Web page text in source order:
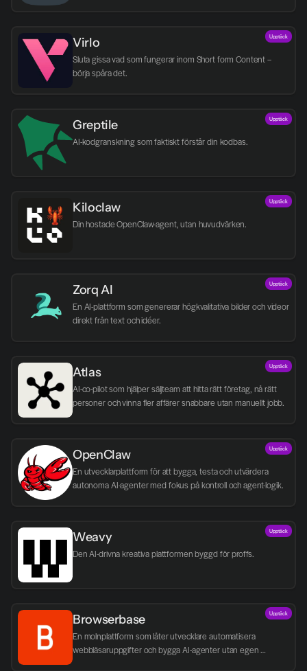
Virlo
Sluta gissa vad som fungerar inom Short form Content –
börja spåra det.
Upptäck
Greptile
AI-kodgranskning som faktiskt förstår din kodbas.
Upptäck
Kiloclaw
Din hostade OpenClaw-agent, utan huvudvärken.
Upptäck
Zorq AI
En AI-plattform som genererar högkvalitativa bilder och videor
direkt från text och idéer.
Upptäck
Atlas
AI-co-pilot som hjälper säljteam att hitta rätt företag, nå rätt
personer och vinna fler affärer snabbare utan manuellt jobb.
Upptäck
OpenClaw
En utvecklarplattform för att bygga, testa och utvärdera
autonoma AI-agenter med fokus på kontroll och agent-logik.
Upptäck
Weavy
Den AI-drivna kreativa plattformen byggd för proffs.
Upptäck
Browserbase
En molnplattform som låter utvecklare automatisera
webbläsaruppgifter och bygga AI-agenter utan egen
Upptäck